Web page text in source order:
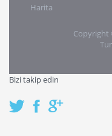
Harita
Copyright
Bizi takip edin